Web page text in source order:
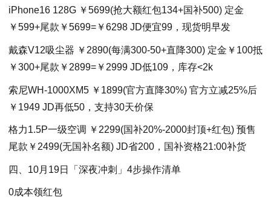
iPhone16 128G ￥5699(抢大额红包134+国补500) 定金
￥599+尾款￥5699=￥6298 JD便宜99，现货明早发
戴森V12吸尘器 ￥2890(每满300-50+直降300) 定金￥100抵
￥300+尾款￥2899=￥2999 JD低109，库存<2k
索尼WH-1000XM5 ￥1899(官方直降30%) 官方立减25%后
￥1949 JD再低50，支持30天价保
格力1.5P一级空调 ￥2299(国补20%-2000封顶+红包) 预售
尾款￥2499(无国补名额) JD省200，国补资格21:00补货
四、10月19日「深夜冲刺」4步操作清单
0成本领红包